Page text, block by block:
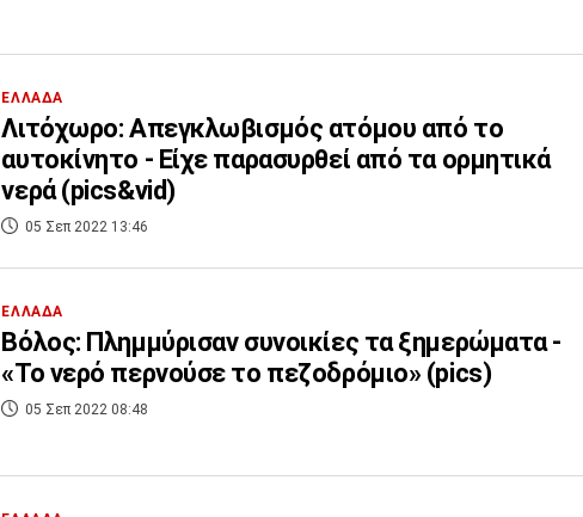
ΕΛΛΑΔΑ
Λιτόχωρο: Απεγκλωβισμός ατόμου από το
αυτοκίνητο - Είχε παρασυρθεί από τα ορμητικά
νερά (pics&vid)
05 Σεπ 2022 13:46
ΕΛΛΑΔΑ
Βόλος: Πλημμύρισαν συνοικίες τα ξημερώματα -
«Το νερό περνούσε το πεζοδρόμιο» (pics)
05 Σεπ 2022 08:48